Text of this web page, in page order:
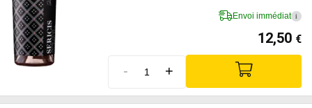
Envoi immédiat i
12,50 €
- +